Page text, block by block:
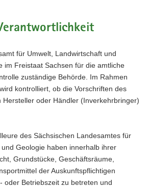
für Umwelt, Landwirtschaft und
im Freistaat Sachsen für die amtliche
zuständige Behörde. Im Rahmen
kontrolliert, ob die Vorschriften des
Hersteller oder Händler (Inverkehrbringer)
des Sächsischen Landesamtes für
Geologie haben innerhalb ihrer
Grundstücke, Geschäftsräume,
der Auskunftspflichtigen
oder Betriebszeit zu betreten und